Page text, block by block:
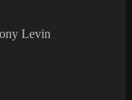
Levin